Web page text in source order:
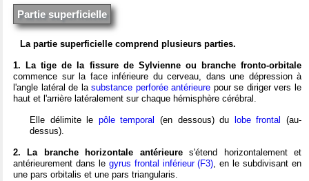
Partie superficielle
La partie superficielle comprend plusieurs parties.
1. La tige de la fissure de Sylvienne ou branche fronto-orbitale
commence sur la face inférieure du cerveau, dans une dépression à
l'angle latéral de lasubstance perforée antérieure pour se diriger vers le
haut et l'arrière latéralement sur chaque hémisphère cérébral.
Elle délimite le pôle temporal (en dessous) du lobe frontal
(au-
dessus).
2. La branche horizontale antérieures'étend horizontalement et
antérieurement dans le gyrus frontal inférieur (F3) , en le subdivisant en
une pars orbitalis et une pars triangularis.